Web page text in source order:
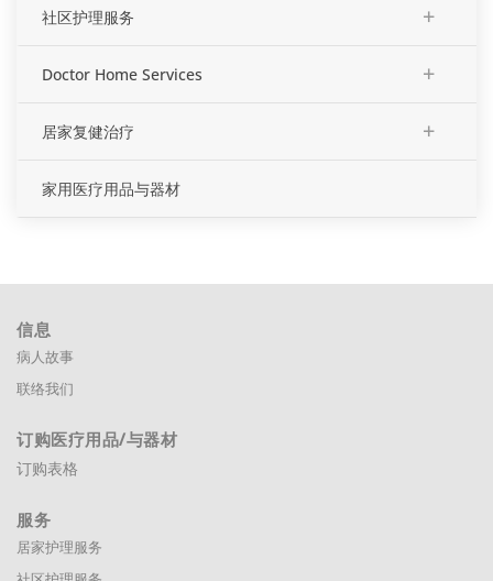
社区护理服务 +
Doctor Home Services +
居家复健治疗 +
家用医疗用品与器材
信息
病人故事
联络我们
订购医疗用品/与器材
订购表格
服务
居家护理服务